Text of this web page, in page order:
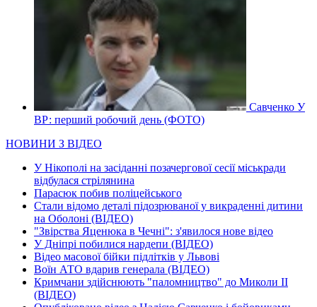
Савченко У
ВР: перший робочий день (ФОТО)
НОВИНИ З ВІДЕО
У Нікополі на засіданні позачергової сесії міськради
відбулася стрілянина
Парасюк побив поліцейського
Стали відомо деталі підозрюваної у викраденні дитини
на Оболоні (ВІДЕО)
"Звірства Яценюка в Чечні": з'явилося нове відео
У Дніпрі побилися нардепи (ВІДЕО)
Відео масової бійки підлітків у Львові
Воїн АТО вдарив генерала (ВІДЕО)
Кримчани здійснюють "паломництво" до Миколи ІІ
(ВІДЕО)